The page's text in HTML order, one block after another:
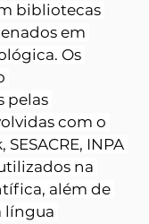
bibliotecas
em
Os
pelas
com o
INPA
na
além de
língua